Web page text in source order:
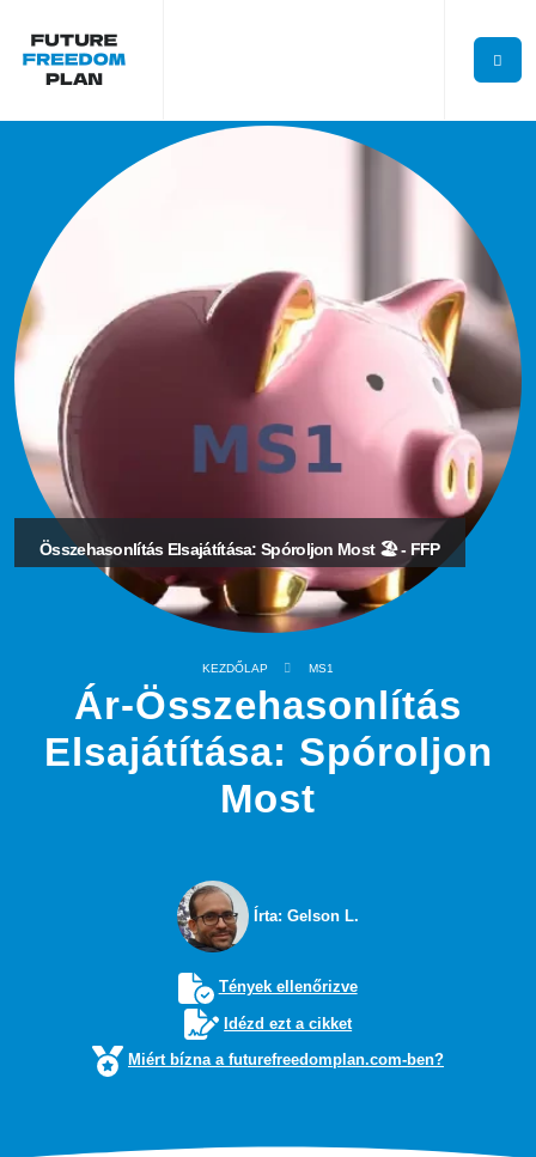
Összehasonlítás Elsajátítása: Spóroljon Most 🏖️ - FFP
KEZDŐLAP MS1
Ár-Összehasonlítás
Elsajátítása: Spóroljon
Most
Írta: Gelson L.
Tények ellenőrizve
Idézd ezt a cikket
Miért bízna a futurefreedomplan.com-ben?